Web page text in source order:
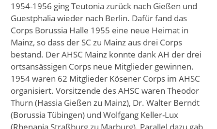
1954-1956 ging Teutonia zurück nach Gießen und
Guestphalia wieder nach Berlin. Dafür fand das
Corps Borussia Halle 1955 eine neue Heimat in
Mainz, so dass der SC zu Mainz aus drei Corps
bestand. Der AHSC Mainz konnte dank AH der drei
ortsansässigen Corps neue Mitglieder gewinnen.
1954 waren 62 Mitglieder Kösener Corps im AHSC
organisiert. Vorsitzende des AHSC waren Theodor
Thurn (Hassia Gießen zu Mainz), Dr. Walter Berndt
(Borussia Tübingen) und Wolfgang Keller-Lux